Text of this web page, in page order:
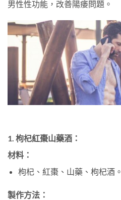
男性性功能，改善陽痿問題。
1. 枸杞紅棗山藥酒：
材料：
枸杞、紅棗、山藥、枸杞酒。
製作方法：